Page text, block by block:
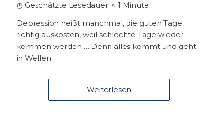
◷ Geschätzte Lesedauer: < 1 Minute
Depression heißt manchmal, die guten Tage
richtig auskosten, weil schlechte Tage wieder
kommen werden … Denn alles kommt und geht
in Wellen.
Weiterlesen